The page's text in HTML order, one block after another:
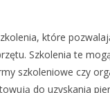
które
Szkolenia te
szkoleniowe czy
do uzyskania